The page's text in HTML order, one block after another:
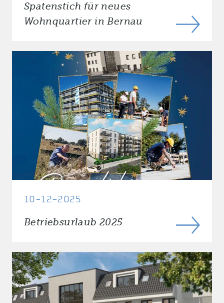
Spatenstich für neues
Wohnquartier in Bernau
10-12-2025
Betriebsurlaub 2025